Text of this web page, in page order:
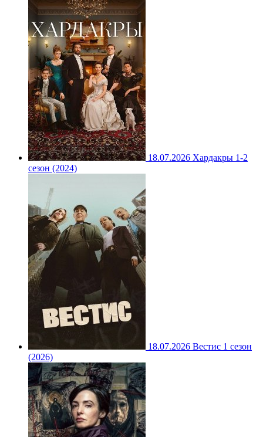
18.07.2026 Хардакры 1-2
сезон (2024)
18.07.2026 Вестис 1 сезон
(2026)